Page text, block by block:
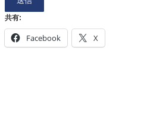
共有:
Facebook X